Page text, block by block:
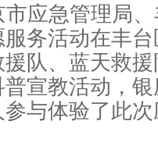
急管理局、
务活动在丰
队、蓝天救
宣教活动，
与体验了此